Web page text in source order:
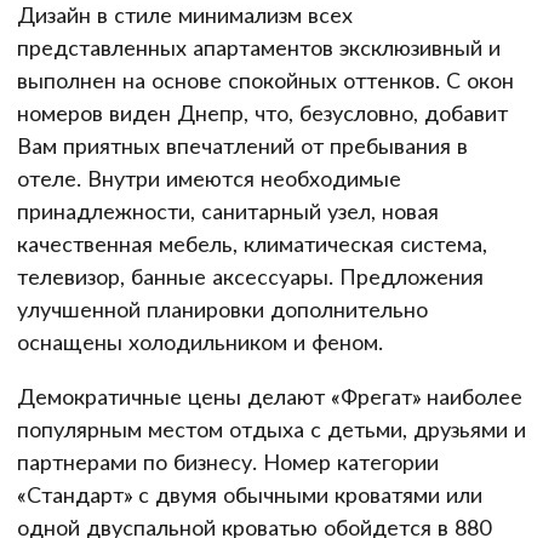
Дизайн в стиле минимализм всех
представленных апартаментов эксклюзивный и
выполнен на основе спокойных оттенков. С окон
номеров виден Днепр, что, безусловно, добавит
Вам приятных впечатлений от пребывания в
отеле. Внутри имеются необходимые
принадлежности, санитарный узел, новая
качественная мебель, климатическая система,
телевизор, банные аксессуары. Предложения
улучшенной планировки дополнительно
оснащены холодильником и феном.
Демократичные цены делают «Фрегат» наиболее
популярным местом отдыха с детьми, друзьями и
партнерами по бизнесу. Номер категории
«Стандарт» с двумя обычными кроватями или
одной двуспальной кроватью обойдется в 880